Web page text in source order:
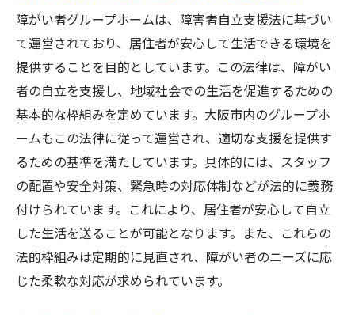
プライバシーを確保した個別空間の魅力
小規模なコミュニティの利点
居住者の快適性を向上させる工夫
ワンルームが提供する自由と独立性
設備やサービス内容の特徴
多様なニーズに応える柔軟性
大阪市の障がい者グループホームで注目すべき
ポイント
施設のスタッフの質とトレーニング
アクセスの良さと交通の便
食事提供や栄養管理の体制
障がい者グループホームは、障害者自立支援法に基づい
て運営されており、居住者が安心して生活できる環境を
提供することを目的としています。この法律は、障がい
者の自立を支援し、地域社会での生活を促進するための
基本的な枠組みを定めています。大阪市内のグループホ
ームもこの法律に従って運営され、適切な支援を提供す
るための基準を満たしています。具体的には、スタッフ
の配置や安全対策、緊急時の対応体制などが法的に義務
付けられています。これにより、居住者が安心して自立
した生活を送ることが可能となります。また、これらの
法的枠組みは定期的に見直され、障がい者のニーズに応
じた柔軟な対応が求められています。